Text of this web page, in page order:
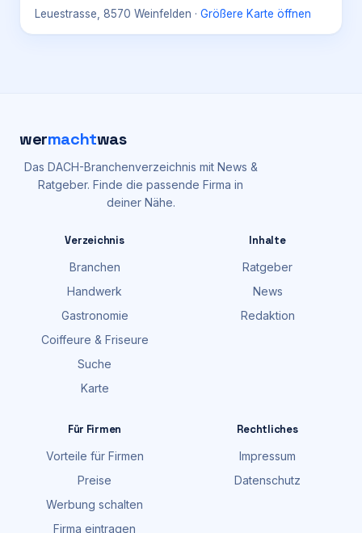
Leuestrasse, 8570 Weinfelden · Größere Karte öffnen
wermachtwas
Das DACH-Branchenverzeichnis mit News &
Ratgeber. Finde die passende Firma in
deiner Nähe.
Verzeichnis
Branchen
Handwerk
Gastronomie
Coiffeure & Friseure
Suche
Karte
Inhalte
Ratgeber
News
Redaktion
Für Firmen
Vorteile für Firmen
Preise
Werbung schalten
Firma eintragen
Rechtliches
Impressum
Datenschutz